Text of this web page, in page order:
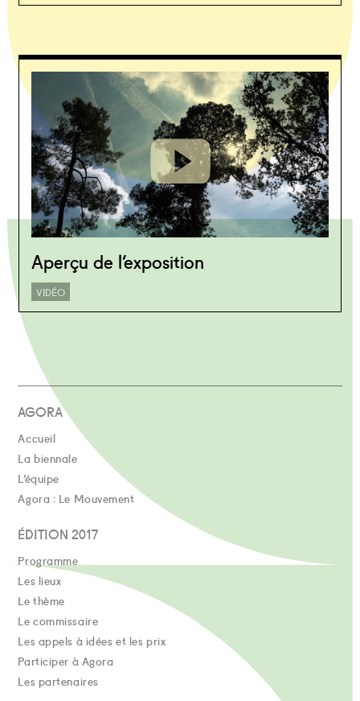
Aperçu de l’exposition
VIDÉO
AGORA
Accueil
La biennale
L’équipe
Agora : Le Mouvement
ÉDITION 2017
Programme
Les lieux
Le thème
Le commissaire
Les appels à idées et les prix
Participer à Agora
Les partenaires